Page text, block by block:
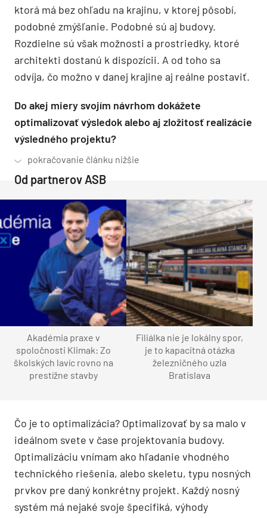
ktorá má bez ohľadu na krajinu, v ktorej pôsobí,
podobné zmýšľanie. Podobné sú aj budovy.
Rozdielne sú však možnosti a prostriedky, ktoré
architekti dostanú k dispozícii. A od toho sa
odvíja, čo možno v danej krajine aj reálne postaviť.
Do akej miery svojím návrhom dokážete
optimalizovať výsledok alebo aj zložitosť realizácie
výsledného projektu?
Od partnerov ASB
Akadémia praxe v
spoločnosti Klimak: Zo
školských lavíc rovno na
prestížne stavby
Filiálka nie je lokálny spor,
je to kapacitná otázka
železničného uzla
Bratislava
Čo je to optimalizácia? Optimalizovať by sa malo v
ideálnom svete v čase projektovania budovy.
Optimalizáciu vnímam ako hľadanie vhodného
technického riešenia, alebo skeletu, typu nosných
prvkov pre daný konkrétny projekt. Každý nosný
systém má nejaké svoje špecifiká, výhody